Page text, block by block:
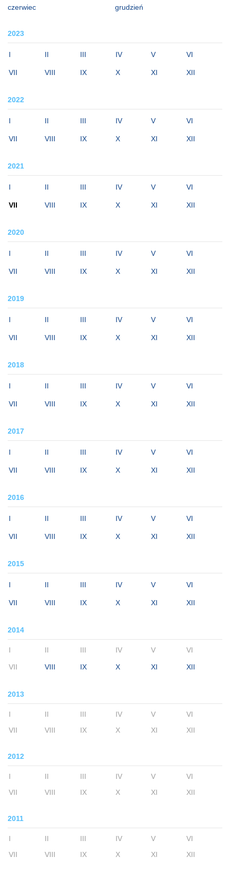
czerwiec grudzień
2023
I II III IV V VI
VII VIII IX X XI XII
2022
I II III IV V VI
VII VIII IX X XI XII
2021
I II III IV V VI
VII VIII IX X XI XII
2020
I II III IV V VI
VII VIII IX X XI XII
2019
I II III IV V VI
VII VIII IX X XI XII
2018
I II III IV V VI
VII VIII IX X XI XII
2017
I II III IV V VI
VII VIII IX X XI XII
2016
I II III IV V VI
VII VIII IX X XI XII
2015
I II III IV V VI
VII VIII IX X XI XII
2014
I II III IV V VI
VII VIII IX X XI XII
2013
I II III IV V
VI
VII
VIII IX X XI XII
2012
I II III IV V
VI
VII
VIII IX X XI XII
2011
I II III IV V
VI
VII
VIII IX X XI XII